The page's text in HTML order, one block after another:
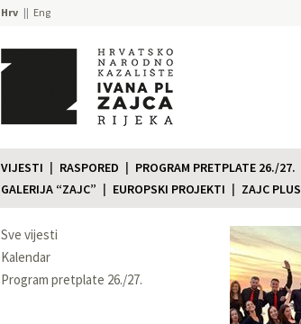
Hrv Eng
VIJESTI RASPORED PROGRAM PRETPLATE 26./27.
GALERIJA “ZAJC”
EUROPSKI PROJEKTI ZAJC PLUS
Sve vijesti
Kalendar
Program pretplate 26./27.